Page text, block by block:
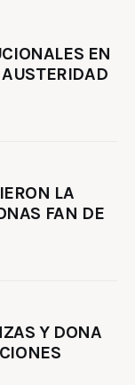
EN
LA
FAN DE
Y DONA